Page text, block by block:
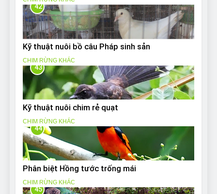
42
Kỹ thuật nuôi bồ câu Pháp sinh sản
CHIM RỪNG KHÁC
43
Kỹ thuật nuôi chim rẻ quạt
CHIM RỪNG KHÁC
44
Phân biệt Hồng tước trống mái
CHIM RỪNG KHÁC
45